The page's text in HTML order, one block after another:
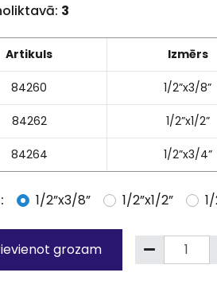
3
Artikuls Izmērs
84260 1/2”x3/8”
84262 1/2”x1/2”
84264 1/2”x3/4”
1/2”x3/8” 1/2”x1/2”
grozam